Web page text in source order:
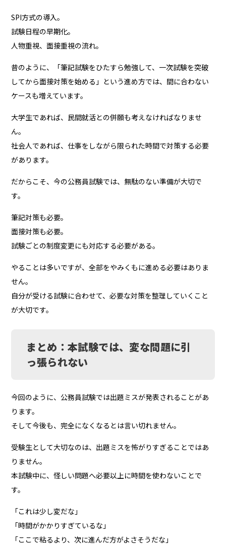
SPI方式の導入。
試験日程の早期化。
人物重視、面接重視の流れ。
昔のように、「筆記試験をひたすら勉強して、一次試験を突破
してから面接対策を始める」という進め方では、間に合わない
ケースも増えています。
大学生であれば、民間就活との併願も考えなければなりませ
ん。
社会人であれば、仕事をしながら限られた時間で対策する必要
があります。
だからこそ、今の公務員試験では、無駄のない準備が大切で
す。
筆記対策も必要。
面接対策も必要。
試験ごとの制度変更にも対応する必要がある。
やることは多いですが、全部をやみくもに進める必要はありま
せん。
自分が受ける試験に合わせて、必要な対策を整理していくこと
が大切です。
まとめ：本試験では、変な問題に引
っ張られない
今回のように、公務員試験では出題ミスが発表されることがあ
ります。
そして今後も、完全になくなるとは言い切れません。
受験生として大切なのは、出題ミスを怖がりすぎることではあ
りません。
本試験中に、怪しい問題へ必要以上に時間を使わないことで
す。
「これは少し変だな」
「時間がかかりすぎているな」
「ここで粘るより、次に進んだ方がよさそうだな」